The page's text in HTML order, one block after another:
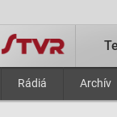
Rádiá Archív